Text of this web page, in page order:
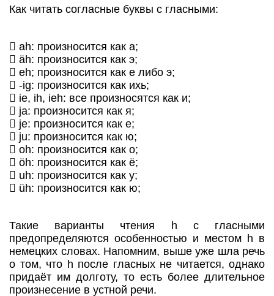
Как читать согласные буквы с гласными:
 ah: произносится как а;
 äh: произносится как э;
 eh; произносится как е либо э;
 -ig: произносится как ихь;
 ie, ih, ieh: все произносятся как и;
 ja: произносится как я;
 je: произносится как е;
 ju: произносится как ю;
 oh: произносится как о;
 öh: произносится как ё;
 uh: произносится как у;
 üh: произносится как ю;
Такие варианты чтения h с гласными
предопределяются особенностью и местом h в
немецких словах. Напомним, выше уже шла речь
о том, что h после гласных не читается, однако
придаёт им долготу, то есть более длительное
произнесение в устной речи.